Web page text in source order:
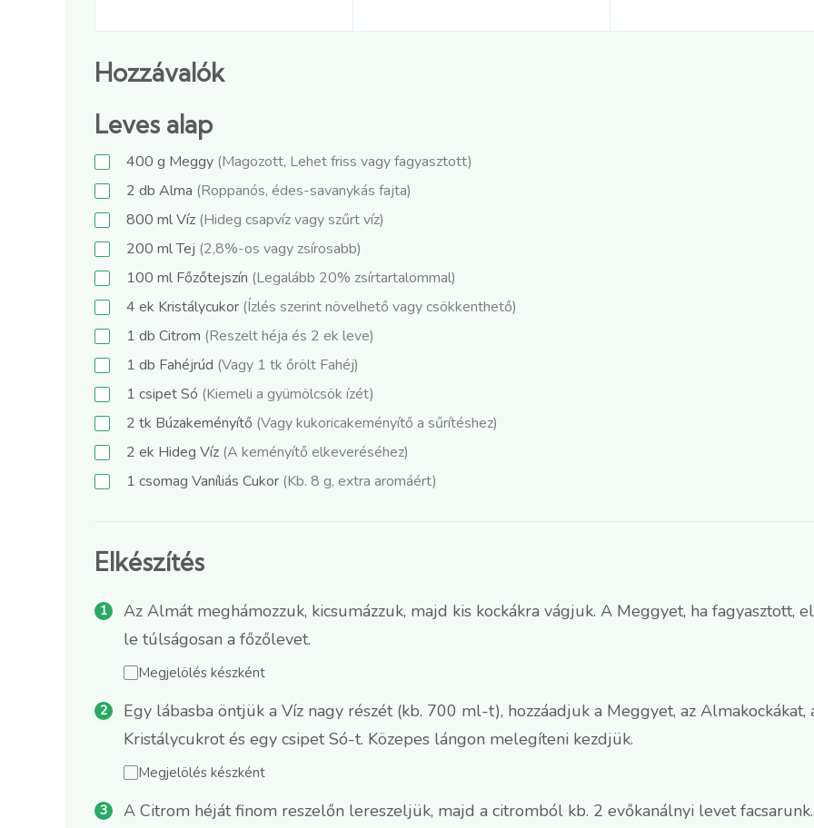
Hozzávalók
Leves alap
400 g Meggy (Magozott, Lehet friss vagy fagyasztott)
2 db Alma (Roppanós, édes-savanykás fajta)
800 mlVíz (Hideg csapvíz vagy szűrt víz)
200 mlTej (2,8%-os vagy zsírosabb)
100 ml Főzőtejszín (Legalább 20% zsírtartalommal)
4 ek Kristálycukor (Ízlés szerint növelhető vagy csökkenthető)
1 db Citrom (Reszelt héja és 2 ek leve)
1 db Fahéjrúd (Vagy 1 tk őrölt Fahéj)
1 csipetSó (Kiemeli a gyümölcsök ízét)
2 tk Búzakeményítő (Vagy kukoricakeményítő a sűrítéshez)
2 ek Hideg Víz (A keményítő elkeveréséhez)
1 csomag Vaníliás Cukor (Kb. 8 g, extra aromáért)
Elkészítés
Az Almát meghámozzuk, kicsumázzuk, majd kis kockákra vágjuk. A Meggyet, ha fagyasztott,
le túlságosan a főzőlevet.
Megjelölés készként
Egy lábasba öntjük a Víz nagy részét (kb. 700 ml-t), hozzáadjuk a Meggyet, az Almakockákat,
Kristálycukrot és egy csipet Só-t. Közepes lángon melegíteni kezdjük.
Megjelölés készként
A Citrom héját finom reszelőn lereszeljük, majd a citromból kb. 2 evőkanálnyi levet